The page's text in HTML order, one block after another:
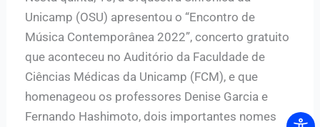
Unicamp (OSU) apresentou o “Encontro de
Música Contemporânea 2022”, concerto gratuito
que aconteceu no Auditório da Faculdade de
Ciências Médicas da Unicamp (FCM), e que
homenageou os professores Denise Garcia e
Fernando Hashimoto, dois importantes nomes